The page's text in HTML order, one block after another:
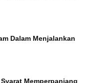
Dalam Menjalankan
Memperpanjang